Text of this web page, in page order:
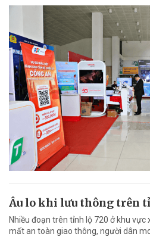
Âu lo khi lưu thông trên
Nhiều đoạn trên tỉnh lộ 720 ở khu vực
mất an toàn giao thông, người dân